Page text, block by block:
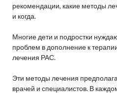
рекомендации, какие методы
и когда.
Многие дети и подростки
проблем в дополнение к
лечения РАС.
Эти методы лечения
врачей и специалистов. В